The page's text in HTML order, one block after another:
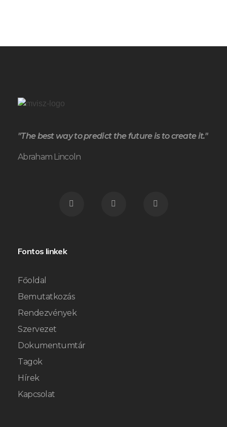
"The best way to predict the future is to create it."
Abraham Lincoln
Fontos linkek
Főoldal
Bemutatkozás
Rendezvények
Szervezet
Dokumentumtár
Tagok
Hírek
Kapcsolat